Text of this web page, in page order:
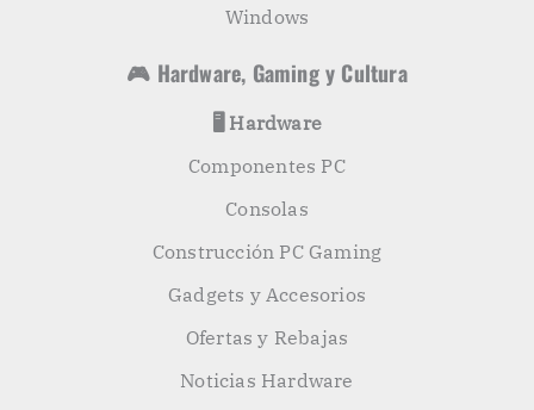
Windows
🎮 Hardware, Gaming y Cultura
🖥️ Hardware
Componentes PC
Consolas
Construcción PC Gaming
Gadgets y Accesorios
Ofertas y Rebajas
Noticias Hardware